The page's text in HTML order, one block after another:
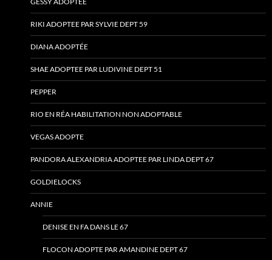
RIKI ADOPTEE PAR SYLVIE DEPT 59
DIANA ADOPTÉE
SHAE ADOPTEE PAR LUDIVINE DEPT 51
PEPPER
RIO EN RÉA HABILITATION NON ADOPTABLE
VEGAS ADOPTE
PANDORA ALEXANDRIA ADOPTEE PAR LINDA DEPT 67
GOLDIELOCKS
ANNIE
DENISE EN FA DANS LE 67
FLOCON ADOPTE PAR AMANDINE DEPT 67